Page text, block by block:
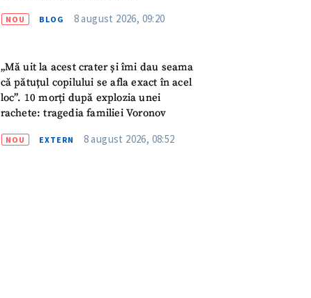
NOU BLOG 8 august 2026, 09:20
„Mă uit la acest crater și îmi dau seama
că pătuțul copilului se afla exact în acel
loc”. 10 morți după explozia unei
rachete: tragedia familiei Voronov
NOU EXTERN 8 august 2026, 08:52